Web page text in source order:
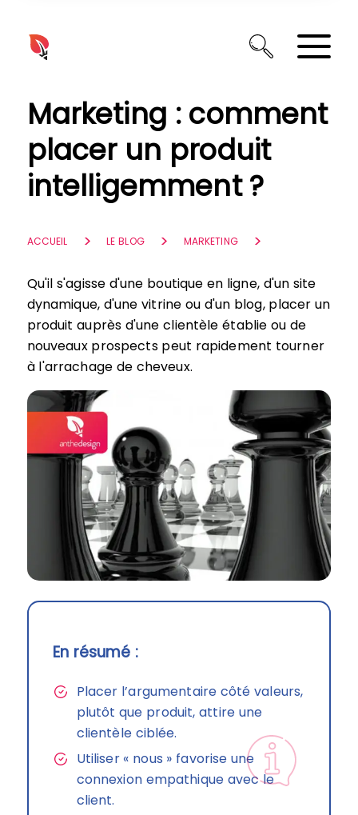
Marketing : comment
placer un produit
intelligemment ?
ACCUEIL LE BLOG MARKETING
Qu'il s'agisse d'une boutique en ligne, d'un site
dynamique, d'une vitrine ou d'un blog, placer un
produit auprès d'une clientèle établie ou de
nouveaux prospects peut rapidement tourner
à l'arrachage de cheveux.
En résumé :
Placer l’argumentaire côté valeurs,
plutôt que produit, attire une
clientèle ciblée.
Utiliser « nous » favorise une
connexion empathique avec le
client.